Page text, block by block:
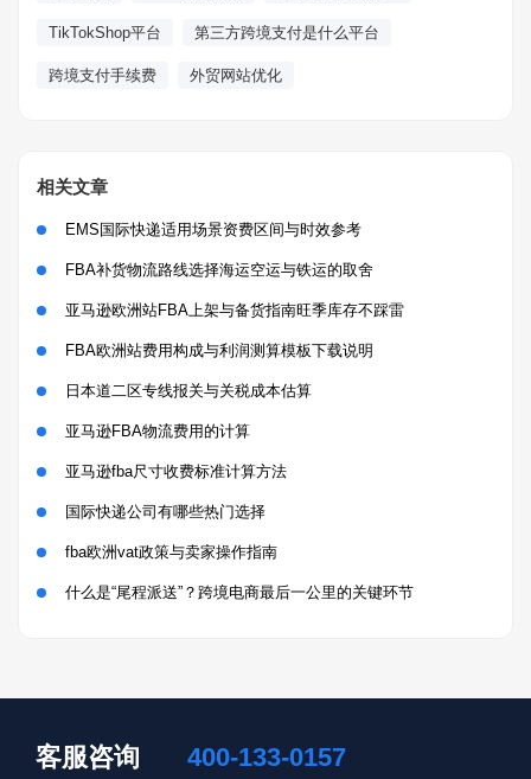
TikTokShop平台 第三方跨境支付是什么平台
跨境支付手续费 外贸网站优化
相关文章
EMS国际快递适用场景资费区间与时效参考
FBA补货物流路线选择海运空运与铁运的取舍
亚马逊欧洲站FBA上架与备货指南旺季库存不踩雷
FBA欧洲站费用构成与利润测算模板下载说明
日本道二区专线报关与关税成本估算
亚马逊FBA物流费用的计算
亚马逊fba尺寸收费标准计算方法
国际快递公司有哪些热门选择
fba欧洲vat政策与卖家操作指南
什么是“尾程派送”？跨境电商最后一公里的关键环节
客服咨询 400-133-0157